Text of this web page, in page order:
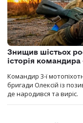
Знищив шістьох
історія командира
Командир 3-ї
бригади Олексій із
де народився та виріс.